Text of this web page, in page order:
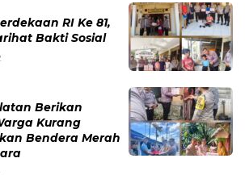
RI Ke 81,
Bakti Sosial
Berikan
Kurang
Bendera Merah